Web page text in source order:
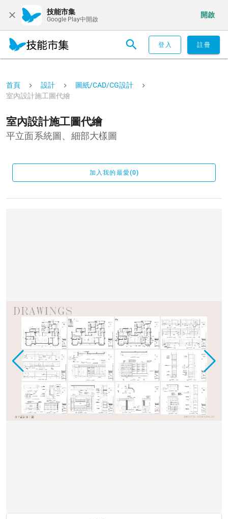
技能市集
Google Play中開啟
開啟
登入 註冊
首頁 設計
圖紙/CAD/CG設計
室內設計施工圖代繪
室內設計施工圖代繪
平立面系統圖、細部大樣圖
加入我的最愛(0)